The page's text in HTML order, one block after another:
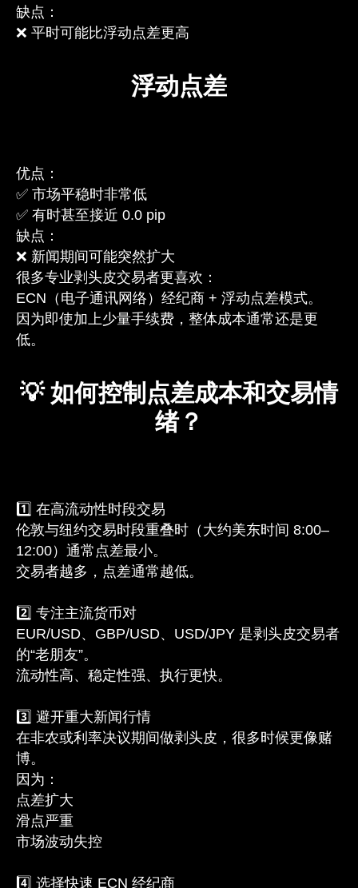
缺点：
❌ 平时可能比浮动点差更高
浮动点差
优点：
✅ 市场平稳时非常低
✅ 有时甚至接近 0.0 pip
缺点：
❌ 新闻期间可能突然扩大
很多专业剥头皮交易者更喜欢：
ECN（电子通讯网络）经纪商 + 浮动点差模式。
因为即使加上少量手续费，整体成本通常还是更
低。
💡 如何控制点差成本和交易情
绪？
1️⃣ 在高流动性时段交易
伦敦与纽约交易时段重叠时（大约美东时间 8:00–
12:00）通常点差最小。
交易者越多，点差通常越低。
2️⃣ 专注主流货币对
EUR/USD、GBP/USD、USD/JPY 是剥头皮交易者
的“老朋友”。
流动性高、稳定性强、执行更快。
3️⃣ 避开重大新闻行情
在非农或利率决议期间做剥头皮，很多时候更像赌
博。
因为：
点差扩大
滑点严重
市场波动失控
4️⃣ 选择快速 ECN 经纪商